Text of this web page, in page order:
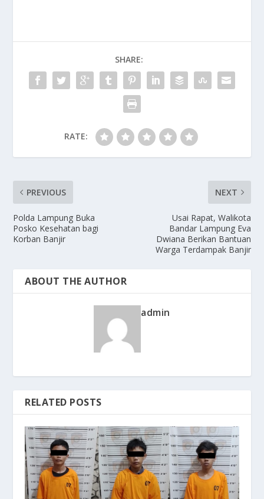
o
o
k
o
n SHARE:
RATE:
PREVIOUS
Polda Lampung Buka
Posko Kesehatan bagi
Korban Banjir
NEXT
Usai Rapat, Walikota
Bandar Lampung Eva
Dwiana Berikan Bantuan
Warga Terdampak Banjir
ABOUT THE AUTHOR
admin
RELATED POSTS